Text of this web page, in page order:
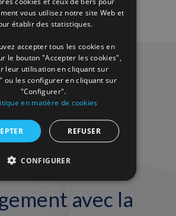
avec la
FRENCH
vous utilisez notre site Web et
établir des statistiques.
accepter tous les cookies en
le bouton "Accepter les cookies",
leur utilisation en cliquant sur
ou les configurer en cliquant sur
"Configurer".
en matière de cookies
REFUSER
CONFIGURER